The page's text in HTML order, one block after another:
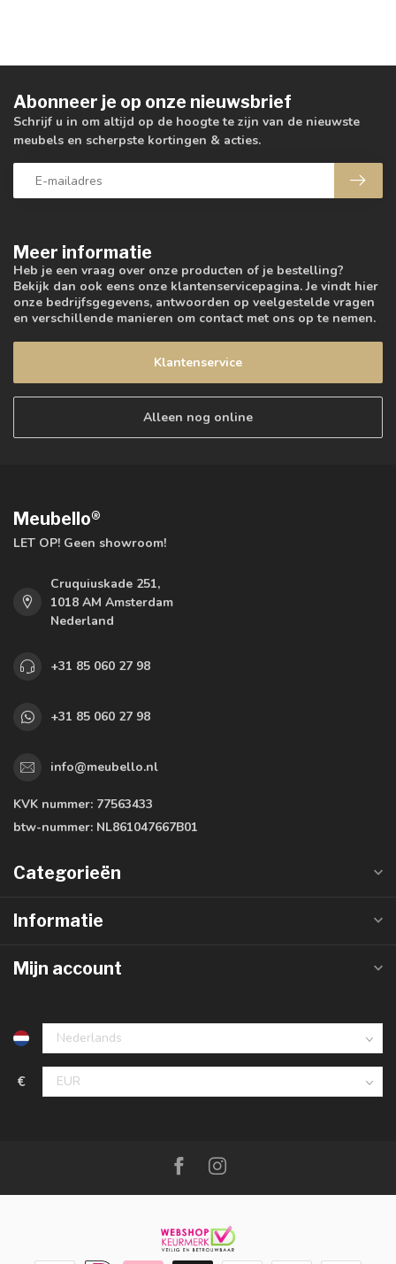
Meer informatie
Heb je een vraag over onze producten of je bestelling?
Bekijk dan ook eens onze klantenservicepagina. Je vindt hier
onze bedrijfsgegevens, antwoorden op veelgestelde vragen
en verschillende manieren om contact met ons op te nemen.
Klantenservice
Alleen nog online
Abonneer je op onze nieuwsbrief
Schrijf u in om altijd op de hoogte te zijn van de nieuwste
meubels en scherpste kortingen & acties.
Meubello®
LET OP! Geen showroom!
Cruquiuskade 251,
1018 AM Amsterdam
Nederland
+31 85 060 27 98
+31 85 060 27 98
info@meubello.nl
KVK nummer: 77563433
btw-nummer: NL861047667B01
Categorieën
Informatie
Mijn account
€